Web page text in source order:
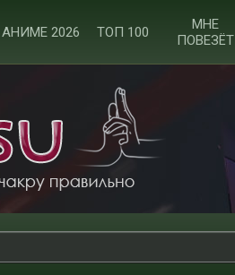
АНИМЕ 2026 ТОП 100
МНЕ
ПОВЕЗЁТ